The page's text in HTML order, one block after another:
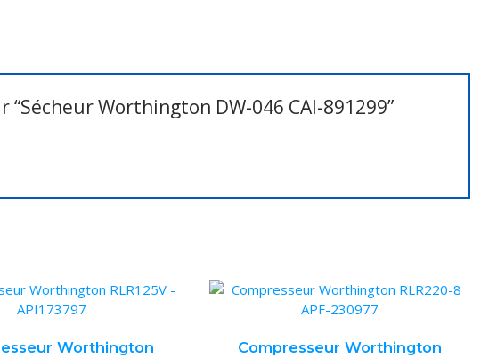
Worthington DW-046 CAI-891299”
Worthington
Compresseur Worthington